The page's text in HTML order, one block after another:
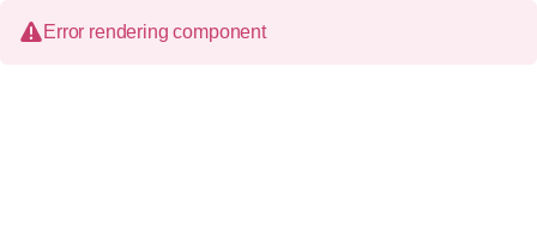
Error rendering component